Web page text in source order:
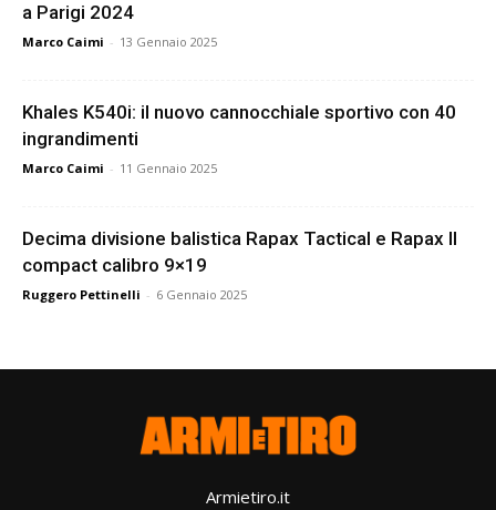
a Parigi 2024
Marco Caimi - 13 Gennaio 2025
Khales K540i: il nuovo cannocchiale sportivo con 40
ingrandimenti
Marco Caimi - 11 Gennaio 2025
Decima divisione balistica Rapax Tactical e Rapax II
compact calibro 9×19
Ruggero Pettinelli - 6 Gennaio 2025
Armietiro.it